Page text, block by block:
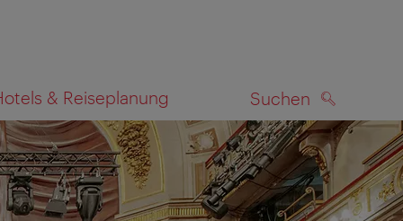
& Reiseplanung Suchen
SUCHEN